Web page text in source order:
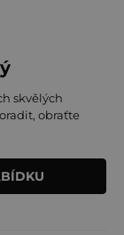
skvělých
obraťte